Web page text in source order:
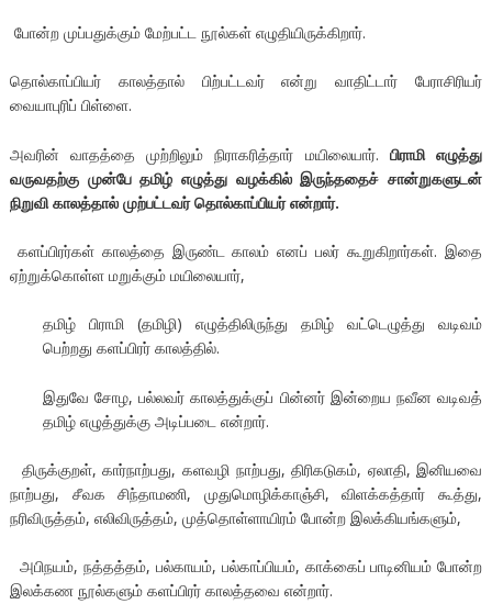
போன்ற முப்பதுக்கும் மேற்பட்ட நூல்கள் எழுதியிருக்கிறார்.
தொல்காப்பியர் காலத்தால் பிற்பட்டவர் என்று வாதிட்டார் பேராசிரியர்
வையாபுரிப் பிள்ளை.
அவரின் வாதத்தை முற்றிலும் நிராகரித்தார் மயிலையார். பிராமி எழுத்து
வருவதற்கு முன்பே தமிழ் எழுத்து வழக்கில் இருந்ததைச் சான்றுகளுடன்
நிறுவி காலத்தால் முற்பட்டவர் தொல்காப்பியர் என்றார்.
களப்பிரர்கள் காலத்தை இருண்ட காலம் எனப் பலர் கூறுகிறார்கள். இதை
ஏற்றுக்கொள்ள மறுக்கும் மயிலையார்,
தமிழ் பிராமி (தமிழி) எழுத்திலிருந்து தமிழ் வட்டெழுத்து வடிவம்
பெற்றது களப்பிரர் காலத்தில்.
இதுவே சோழ, பல்லவர் காலத்துக்குப் பின்னர் இன்றைய நவீன வடிவத்
தமிழ் எழுத்துக்கு அடிப்படை என்றார்.
திருக்குறள், கார்நாற்பது, களவழி நாற்பது, திரிகடுகம், ஏலாதி, இனியவை
நாற்பது, சீவக சிந்தாமணி, முதுமொழிக்காஞ்சி, விளக்கத்தார் கூத்து,
நரிவிருத்தம், எலிவிருத்தம், முத்தொள்ளாயிரம் போன்ற இலக்கியங்களும்,
அபிநயம், நத்தத்தம், பல்காயம், பல்காப்பியம், காக்கைப் பாடினியம் போன்ற
இலக்கண நூல்களும் களப்பிரர் காலத்தவை என்றார்.